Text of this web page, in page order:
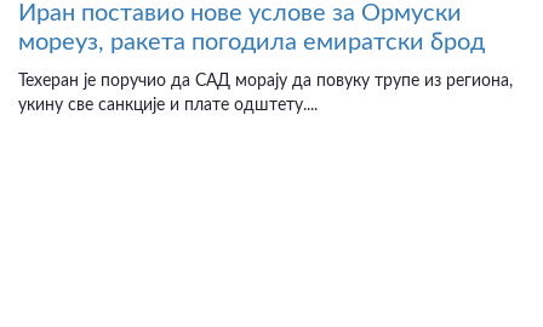
Иран поставио нове услове за Ормуски
мореуз, ракета погодила емиратски брод
Техеран је поручио да САД морају да повуку трупе из региона,
укину све санкције и плате одштету....